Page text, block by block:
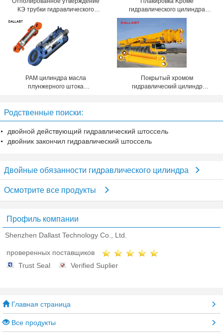
КЭ трубки гидравлического
Kроме телескопичное
закаленное
гидравлического цилиндра
двойника 4 тонн действующая
для машинного оборудования
добычи угля
РАМ цилиндра масла
плунжерного штока
короткого хода двойной
действующий
Покрытый хромом
гидравлический цилиндр
Родственные поиски:
двойной действующий гидравлический штоссель
двойник закончил гидравлический штоссель
Двойные обязанности гидравлического цилиндра
Осмотрите все продукты
Профиль компании
Shenzhen Dallast Technology Co., Ltd.
проверенных поставщиков
Trust Seal
Verified Suplier
Главная страница
Все продукты